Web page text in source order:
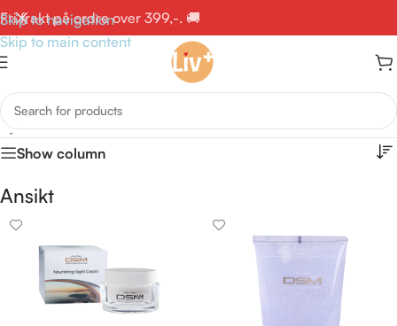
Skip to navigation
Skip to main content
Fri frakt på ordre over 399,-. 🚚
Hjem/Produkter med stikkord «Ansikt»
Show column
Ansikt